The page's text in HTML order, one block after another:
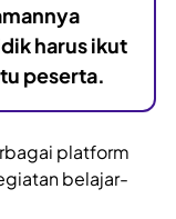
harus ikut
peserta.
platform
belajar-